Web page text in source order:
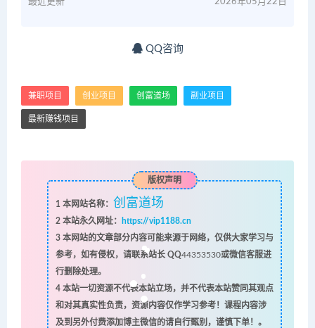
最近更新 2026年05月22日
QQ咨询
兼职项目 创业项目 创富道场 副业项目
最新赚钱项目
版权声明
1 本网站名称： 创富道场
2本站永久网址：
https://vip1188.cn
3本网站的文章部分内容可能来源于网络，仅供大家学习与
参考，如有侵权，请联系站长 QQ44353530或微信客服进
行删除处理。
4本站一切资源不代表本站立场，并不代表本站赞同其观点
和对其真实性负责，资源内容仅作学习参考！课程内容涉
及到另外付费添加博主微信的请自行甄别，谨慎下单！。